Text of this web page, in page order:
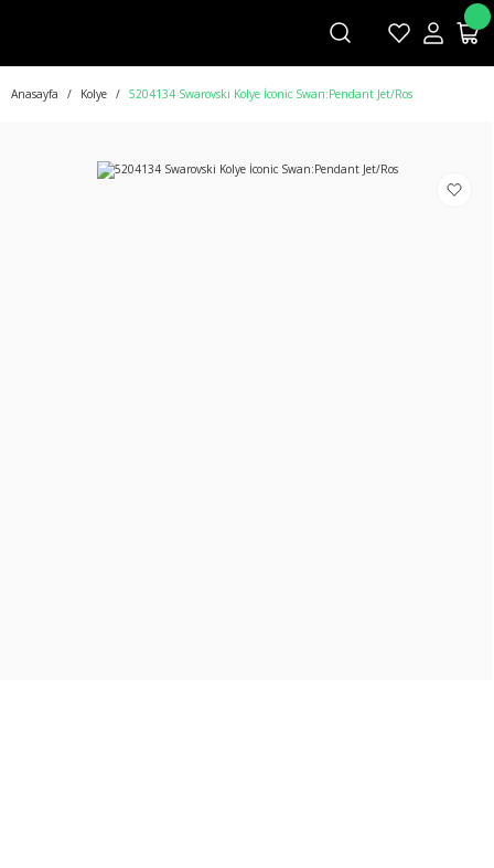
Anasayfa Kolye 5204134 Swarovski Kolye İconic Swan:Pendant Jet/Ros